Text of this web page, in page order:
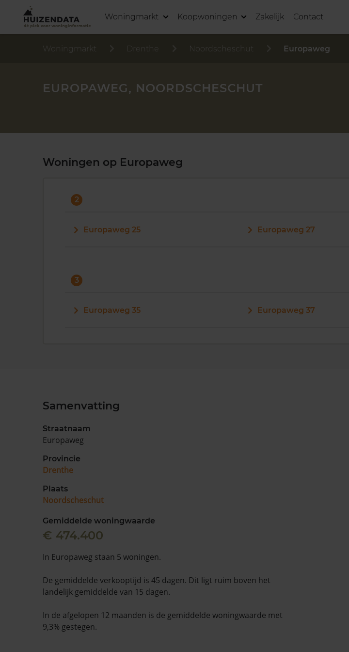
Woningmarkt Koopwoningen Zakelijk Contact
Woningmarkt Drenthe Noordscheschut Europaweg
EUROPAWEG, NOORDSCHESCHUT
Woningen op Europaweg
2
Europaweg 25 Europaweg 27
3
Europaweg 35 Europaweg 37
Samenvatting
Straatnaam
Europaweg
Provincie
Drenthe
Plaats
Noordscheschut
Gemiddelde woningwaarde
€ 474.400
In Europaweg staan 5 woningen.
De gemiddelde verkooptijd is 45 dagen. Dit ligt ruim boven het
landelijk gemiddelde van 15 dagen.
In de afgelopen 12 maanden is de gemiddelde woningwaarde met
9,3% gestegen.